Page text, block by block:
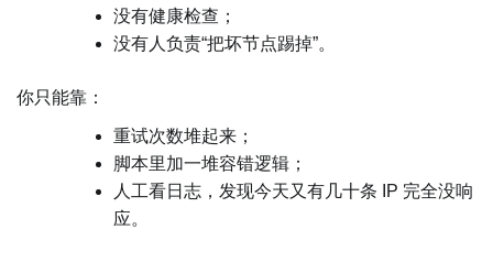
没有健康检查；
没有人负责“把坏节点踢掉”。
你只能靠：
重试次数堆起来；
脚本里加一堆容错逻辑；
人工看日志，发现今天又有几十条 IP 完全没响
应。